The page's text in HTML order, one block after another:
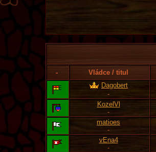
- Vládce / titul
Dagobert
-
KozelVl
-
matioes
-
vEna4
-